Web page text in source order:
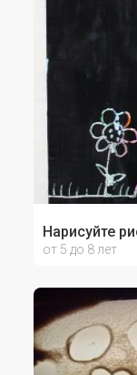
Нарисуйте
от 5 до 8 лет